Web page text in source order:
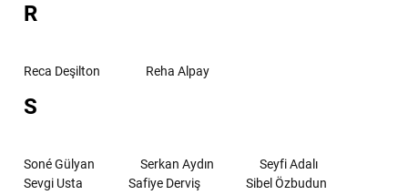
R
Reca Deşilton Reha Alpay
S
Soné Gülyan Serkan Aydın
Seyfi Adalı
Sevgi Usta
Safiye Derviş
Sibel Özbudun